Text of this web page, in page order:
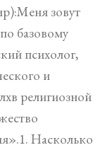
зовут
базовому
психолог,
и
религиозной
Насколько